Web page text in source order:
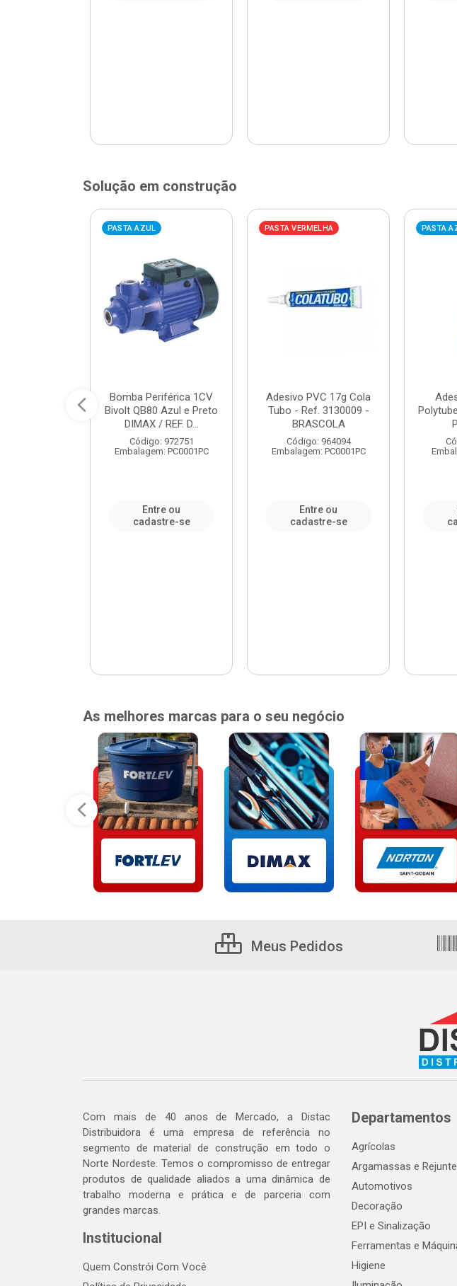
Solução em construção
PASTA AZUL
Bomba Periférica 1CV
Bivolt QB80 Azul e Preto
DIMAX / REF. D...
Código: 972751
Embalagem: PC0001PC
Entre ou
cadastre-se
PASTA VERMELHA
Adesivo PVC 17g Cola
Tubo - Ref. 3130009 -
BRASCOLA
Código: 964094
Embalagem: PC0001PC
Entre ou
cadastre-se
PASTA
As melhores marcas para o seu negócio
Meus Pedidos
Com mais de 40 anos de Mercado, a Distac
Distribuidora é uma empresa de referência no
segmento de material de construção em todo o
Norte Nordeste. Temos o compromisso de entregar
produtos de qualidade aliados a uma dinâmica de
trabalho moderna e prática e de parceria com
grandes marcas.
Institucional
Quem Constrói Com Você
Departamentos
Agrícolas
Argamassas e
Automotivos
Decoração
EPI e Sinalização
Ferramentas e
Higiene